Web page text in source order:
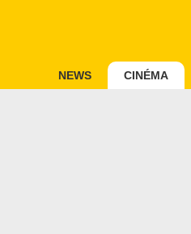
NEWS CINÉMA